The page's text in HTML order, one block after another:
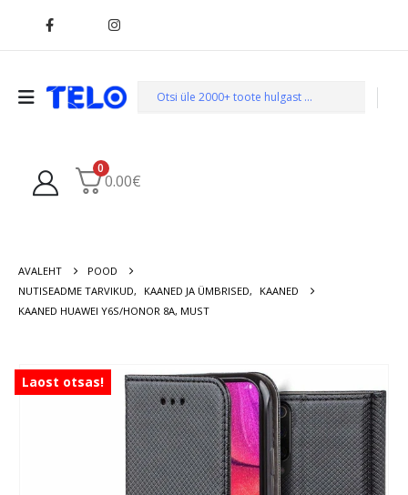
0
0.00€
AVALEHT
POOD
NUTISEADME TARVIKUD, KAANED JA ÜMBRISED,
KAANED
KAANED HUAWEI Y6S/HONOR 8A, MUST
Laost otsas!